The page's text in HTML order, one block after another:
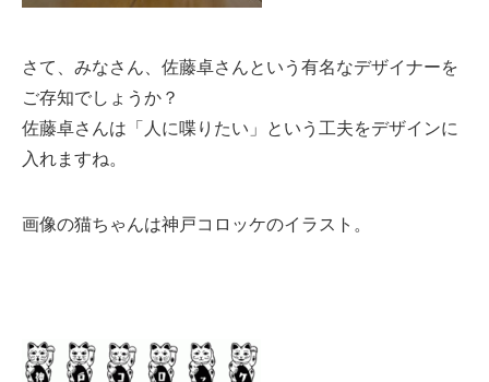
さて、みなさん、佐藤卓さんという有名なデザイナーを
ご存知でしょうか？
佐藤卓さんは「人に喋りたい」という工夫をデザインに
入れますね。
画像の猫ちゃんは神戸コロッケのイラスト。